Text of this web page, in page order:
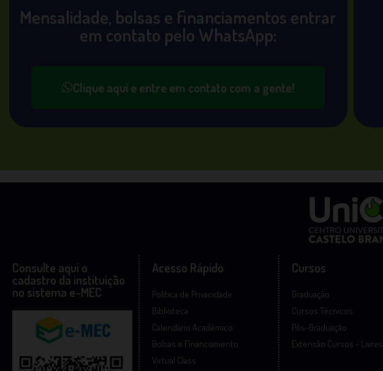
Mensalidade, bolsas e financiamentos entrar
em contato pelo WhatsApp:
Clique aqui e entre em contato com a gente!
Consulte aqui o
cadastro da instituição
no sistema e-MEC
Acesso Rápido
Política de Privacidade
Biblioteca
Calendário Acadêmico
Bolsas e Financiamento
Virtual Class
Cursos
Graduação
Cursos Técnicos
Pós-Graduação
Extensão Cursos - Livres